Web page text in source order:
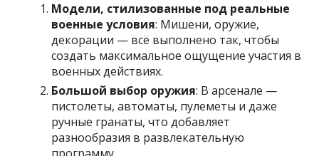
Модели, стилизованные под реальные
военные условия: Мишени, оружие,
декорации — всё выполнено так, чтобы
создать максимальное ощущение участия в
военных действиях.
Большой выбор оружия: В арсенале —
пистолеты, автоматы, пулеметы и даже
ручные гранаты, что добавляет
разнообразия в развлекательную